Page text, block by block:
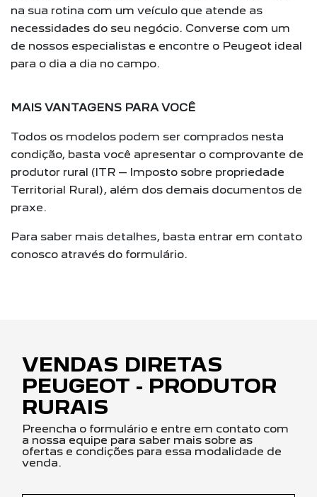
na sua rotina com um veículo que atende as
necessidades do seu negócio. Converse com um
de nossos especialistas e encontre o Peugeot ideal
para o dia a dia no campo.
MAIS VANTAGENS PARA VOCÊ
Todos os modelos podem ser comprados nesta
condição, basta você apresentar o comprovante de
produtor rural (ITR – Imposto sobre propriedade
Territorial Rural), além dos demais documentos de
praxe.
Para saber mais detalhes, basta entrar em contato
conosco através do formulário.
VENDAS DIRETAS
PEUGEOT - PRODUTOR
RURAIS
Preencha o formulário e entre em contato com
a nossa equipe para saber mais sobre as
ofertas e condições para essa modalidade de
venda.